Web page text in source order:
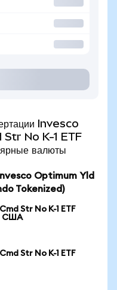
Invesco
No K-1 ETF
валюты
Optimum Yld
Tokenized)
Str No K-1 ETF
США
Str No K-1 ETF